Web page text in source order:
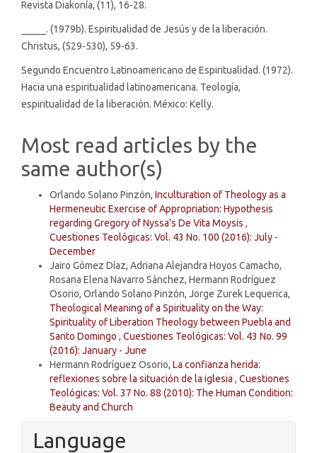
Revista Diakonía, (11), 16-28.
_____. (1979b). Espiritualidad de Jesús y de la liberación.
Christus, (529-530), 59-63.
Segundo Encuentro Latinoamericano de Espiritualidad. (1972).
Hacia una espiritualidad latinoamericana. Teología,
espiritualidad de la liberación. México: Kelly.
Most read articles by the
same author(s)
Orlando Solano Pinzón, Inculturation of Theology as a
Hermeneutic Exercise of Appropriation: Hypothesis
regarding Gregory of Nyssa's De Vita Moysis ,
Cuestiones Teológicas: Vol. 43 No. 100 (2016): July -
December
Jairo Gómez Díaz, Adriana Alejandra Hoyos Camacho,
Rosana Elena Navarro Sánchez, Hermann Rodríguez
Osorio, Orlando Solano Pinzón, Jorge Zurek Lequerica,
Theological Meaning of a Spirituality on the Way:
Spirituality of Liberation Theology between Puebla and
Santo Domingo , Cuestiones Teológicas: Vol. 43 No. 99
(2016): January - June
Hermann Rodríguez Osorio, La confianza herida:
reflexiones sobre la situación de la iglesia , Cuestiones
Teológicas: Vol. 37 No. 88 (2010): The Human Condition:
Beauty and Church
Language